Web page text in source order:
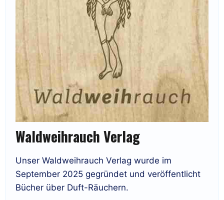
Waldweihrauch Verlag
Unser Waldweihrauch Verlag wurde im
September 2025 gegründet und veröffentlicht
Bücher über Duft-Räuchern.